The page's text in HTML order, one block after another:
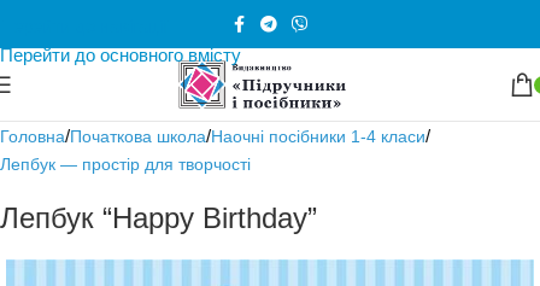
Перейти до основного вмісту
Головна/Початкова школа/Наочні посібники 1-4 класи/
Лепбук — простір для творчості
Лепбук “Happy Birthday”